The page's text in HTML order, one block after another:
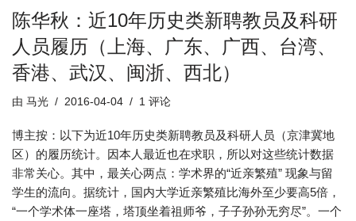
陈华秋：近10年历史类新聘教员及科研
人员履历（上海、广东、广西、台湾、
香港、武汉、闽浙、西北）
由 马光 2016-04-04 1 评论
博主按：以下为近10年历史类新聘教员及科研人员（京津冀地
区）的履历统计。因本人最近也在求职，所以对这些统计数据
非常关心。其中，最关心两点：学术界的“近亲繁殖” 现象与留
学生的流向。据统计，国内大学近亲繁殖比海外至少要高5倍，
“一个学术体一座塔，塔顶坐着祖师爷，子子孙孙无穷尽”。一个